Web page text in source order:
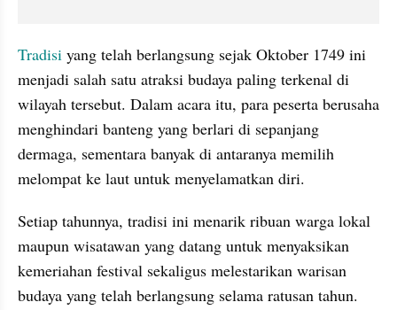
Tradisi yang telah berlangsung sejak Oktober 1749 ini
menjadi salah satu atraksi budaya paling terkenal di
wilayah tersebut. Dalam acara itu, para peserta berusaha
menghindari banteng yang berlari di sepanjang
dermaga, sementara banyak di antaranya memilih
melompat ke laut untuk menyelamatkan diri.
Setiap tahunnya, tradisi ini menarik ribuan warga lokal
maupun wisatawan yang datang untuk menyaksikan
kemeriahan festival sekaligus melestarikan warisan
budaya yang telah berlangsung selama ratusan tahun.